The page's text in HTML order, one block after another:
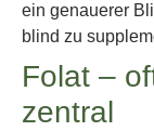
ein genauerer
blind zu
Folat –
zentral